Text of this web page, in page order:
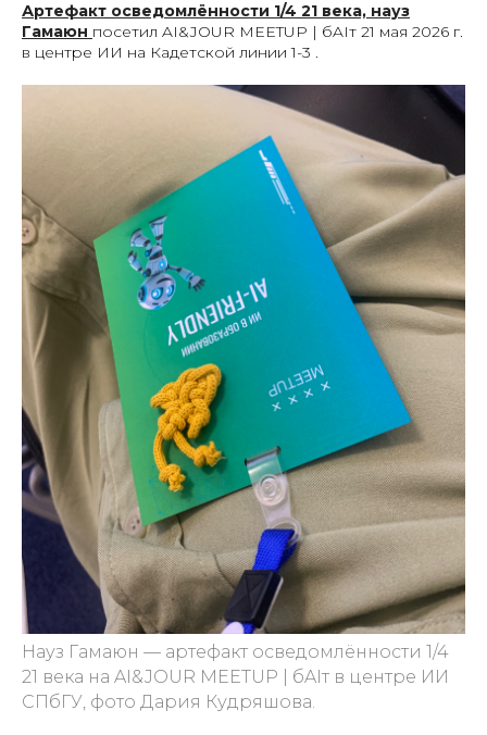
Артефакт осведомлённости 1/4 21 века, науз
Гамаюн посетил AI&JOUR MEETUP | бAIт 21 мая 2026 г.
в центре ИИ на Кадетской линии 1-3 .
Науз Гамаюн — артефакт осведомлённости 1/4
21 века на AI&JOUR MEETUP | бAIт в центре ИИ
СПбГУ, фото Дария Кудряшова.